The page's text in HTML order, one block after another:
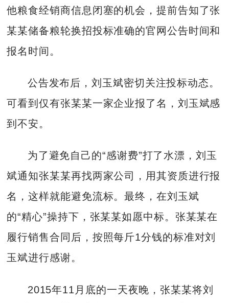
他粮食经销商信息闭塞的机会，提前告知了张
某某储备粮轮换招投标准确的官网公告时间和
报名时间。
公告发布后，刘玉斌密切关注投标动态。
可看到仅有张某某一家企业报了名，刘玉斌感
到不安。
为了避免自己的“感谢费”打了水漂，刘玉
斌通知张某某再找两家公司，用其资质进行报
名，这样就能避免流标。最终，在刘玉斌
的“精心”操持下，张某某如愿中标。张某某在
履行销售合同后，按照每斤1分钱的标准对刘
玉斌进行感谢。
2015年11月底的一天夜晚，张某某将刘